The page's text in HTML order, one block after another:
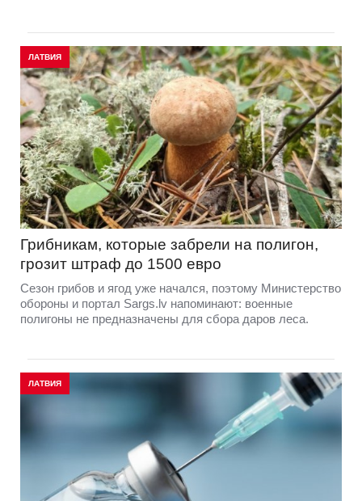
ЛАТВИЯ
Грибникам, которые забрели на полигон,
грозит штраф до 1500 евро
Сезон грибов и ягод уже начался, поэтому Министерство
обороны и портал Sargs.lv напоминают: военные
полигоны не предназначены для сбора даров леса.
ЛАТВИЯ